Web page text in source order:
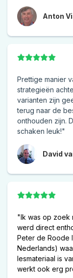
Anton
Prettige manier
strategieën
varianten zijn
terug naar de
onthouden zijn.
schaken leuk!"
David
"Ik was op zoek
werd direct
Peter de Roode
Nederlands)
lesmateriaal is
werkt ook erg